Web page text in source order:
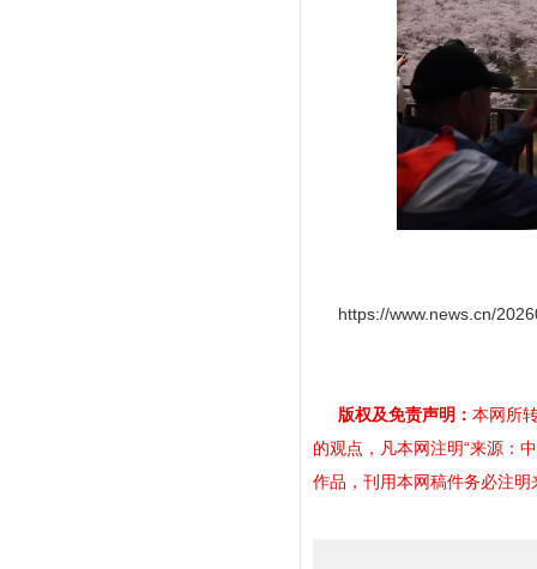
https://www.news.cn/
版权及免责声明： 本网所
的观点，凡本网注明“来源：
作品，刊用本网稿件务必注